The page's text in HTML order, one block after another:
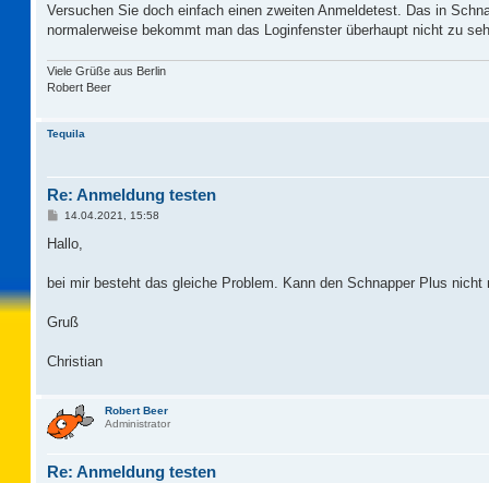
Versuchen Sie doch einfach einen zweiten Anmeldetest. Das in
normalerweise bekommt man das Loginfenster überhaupt nicht zu
Viele Grüße aus Berlin
Robert Beer
Tequila
Re: Anmeldung testen
B
i
a
14.04.2021, 15:58
Hallo,
bei mir besteht das gleiche Problem. Kann den Schnapper Plus nicht
Gruß
Christian
Robert Beer
Administrator
Re: Anmeldung testen